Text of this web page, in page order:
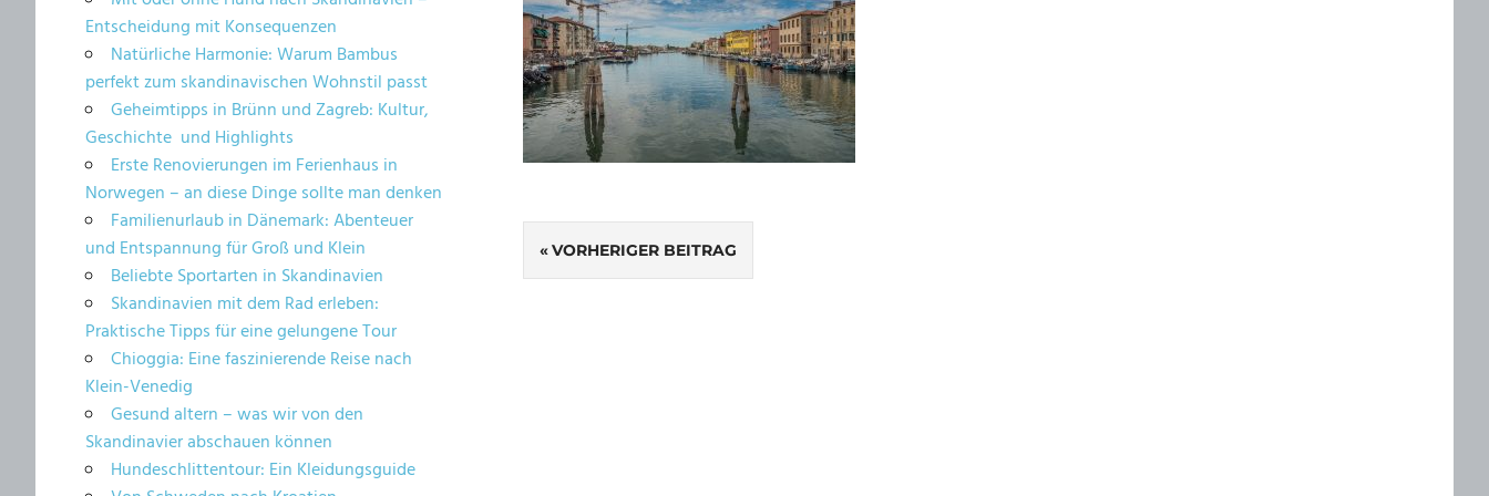
Beitragsnavigation
VORHERIGER BEITRAG
Entscheidung mit Konsequenzen
Natürliche Harmonie: Warum Bambus
perfekt zum skandinavischen Wohnstil passt
Geheimtipps in Brünn und Zagreb: Kultur,
Geschichte und Highlights
Erste Renovierungen im Ferienhaus in
Norwegen – an diese Dinge sollte man denken
Familienurlaub in Dänemark: Abenteuer
und Entspannung für Groß und Klein
Beliebte Sportarten in Skandinavien
Skandinavien mit dem Rad erleben:
Praktische Tipps für eine gelungene Tour
Chioggia: Eine faszinierende Reise nach
Klein-Venedig
Gesund altern – was wir von den
Skandinavier abschauen können
Hundeschlittentour: Ein Kleidungsguide